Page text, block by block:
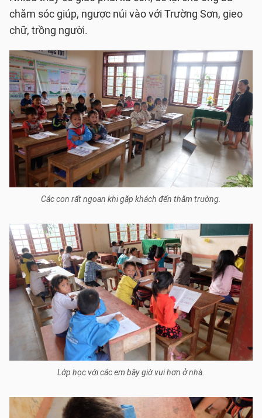
chăm sóc giúp, ngược núi vào với Trường Sơn, gieo
chữ, trồng người.
Các con rất ngoan khi gặp khách đến thăm trường.
Lớp học với các em bây giờ vui hơn ở nhà.